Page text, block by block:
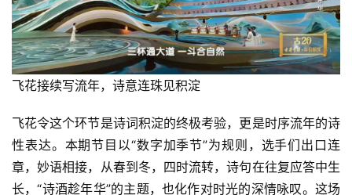
飞花接续写流年，诗意连珠见积淀
飞花令这个环节是诗词积淀的终极考验，更是时序流年的诗
性表达。本期节目以“数字加季节”为规则，选手们出口连
章，妙语相接，从春到冬，四时流转，诗句在往复应答中生
长，“诗酒趁年华”的主题，也化作对时光的深情咏叹。这场